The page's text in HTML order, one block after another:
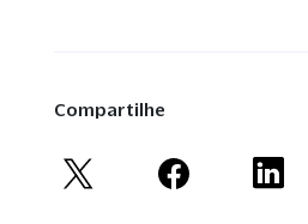
Compartilhe